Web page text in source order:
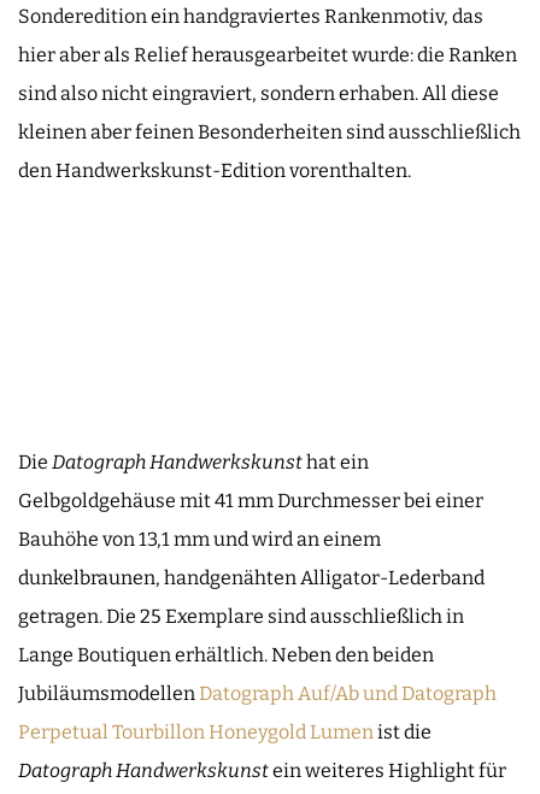
Sonderedition ein handgraviertes Rankenmotiv, das
hier aber als Relief herausgearbeitet wurde: die Ranken
sind also nicht eingraviert, sondern erhaben. All diese
kleinen aber feinen Besonderheiten sind ausschließlich
den Handwerkskunst-Edition vorenthalten.
Die Datograph Handwerkskunsthat ein
Gelbgoldgehäuse mit 41 mm Durchmesser bei einer
Bauhöhe von 13,1 mm und wird an einem
dunkelbraunen, handgenähten Alligator-Lederband
getragen. Die 25 Exemplare sind ausschließlich in
Lange Boutiquen erhältlich. Neben den beiden
JubiläumsmodellenDatograph Auf/Ab und Datograph
Perpetual Tourbillon Honeygold Lumenist die
Datograph Handwerkskunstein weiteres Highlight für